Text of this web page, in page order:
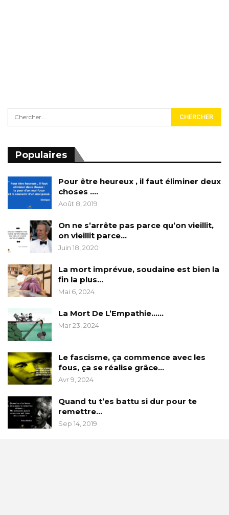
Populaires
Pour être heureux , il faut éliminer deux
choses ….
Août 8, 2019
On ne s’arrête pas parce qu’on vieillit,
on vieillit parce…
Juin 18, 2020
La mort imprévue, soudaine est bien la
fin la plus…
Mai 6, 2024
La Mort De L’Empathie……
Mar 23, 2024
Le fascisme, ça commence avec les
fous, ça se réalise grâce…
Avr 9, 2024
Quand tu t’es battu si dur pour te
remettre…
Sep 14, 2019